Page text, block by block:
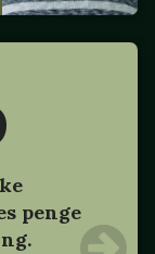
penge